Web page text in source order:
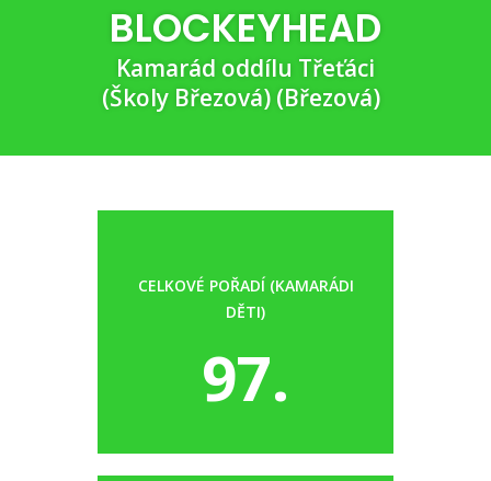
BLOCKEYHEAD
Kamarád oddílu Třeťáci
(Školy Březová) (Březová)
CELKOVÉ POŘADÍ (KAMARÁDI
DĚTI)
97.